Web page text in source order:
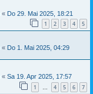
« Do 29. Mai 2025, 18:21
1 2 3 4 5
« Do 1. Mai 2025, 04:29
« Sa 19. Apr 2025, 17:57
1 … 4 5 6 7